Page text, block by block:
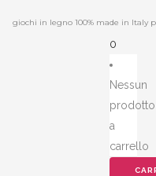
giochi in legno 100% made in Italy
0
Nessun
prodotto
a
carrello